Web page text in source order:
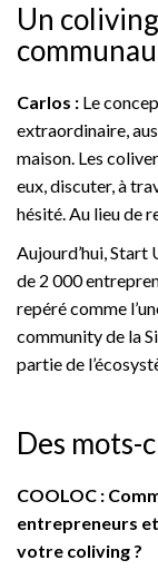
Un
Carlos : Le
extraordinaire,
maison. Les
eux, discuter, à
hésité. Au lieu de
Aujourd’hui, Start
de 2 000
repéré comme
community de la
partie de
Des mots-
COOLOC :
entrepreneurs
votre coliving ?